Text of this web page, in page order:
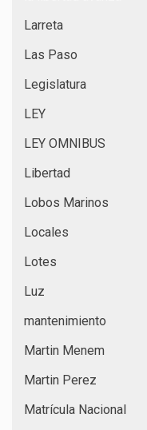
Larreta
Las Paso
Legislatura
LEY
LEY OMNIBUS
Libertad
Lobos Marinos
Locales
Lotes
Luz
mantenimiento
Martin Menem
Martin Perez
Matrícula Nacional